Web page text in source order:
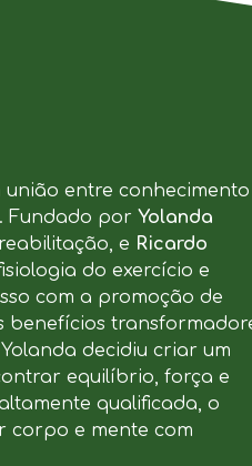
união entre conhecimento
Fundado por Yolanda
e Ricardo
do exercício e
com a promoção de
benefícios
decidiu criar um
equilíbrio, força e
qualificada, o
corpo e mente com